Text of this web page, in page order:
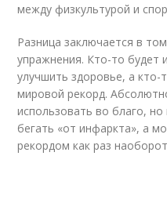
между физкультурой и
Разница заключается в
упражнения. Кто-то будет
улучшить здоровье, а
мировой рекорд.
использовать во благо,
бегать «от инфаркта», а
рекордом как раз